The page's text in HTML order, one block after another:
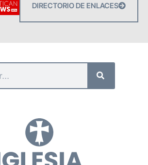
DIRECTORIO DE ENLACES